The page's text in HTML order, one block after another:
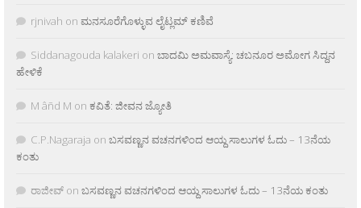
rjnivah on ಮನಸೂರೆಗೊಳ್ಳುವ ಲೈಟ್ಲಮ್ ಕಣಿವೆ
Siddanagouda kalakeri on ಬಾದಮಿ ಅಮವಾಸ್ಯೆ: ಚಬನೂರ ಅಮೋಗ ಸಿದ್ದನ
ಹೇಳಿಕೆ
M âñd M on ಕವಿತೆ: ಜೀವನ ಜ್ಯೋತಿ
C.P.Nagaraja on ಬಸವಣ್ಣನ ವಚನಗಳಿಂದ ಆಯ್ದ ಸಾಲುಗಳ ಓದು – 13ನೆಯ
ಕಂತು
ರಾಜೀವ್ on ಬಸವಣ್ಣನ ವಚನಗಳಿಂದ ಆಯ್ದ ಸಾಲುಗಳ ಓದು – 13ನೆಯ ಕಂತು